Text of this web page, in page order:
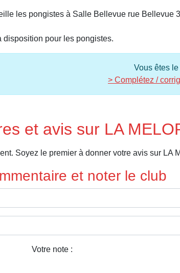
les pongistes à Salle Bellevue rue Bellevue
disposition pour les pongistes.
Vous êtes
> Complétez /
et avis sur LA
Soyez le premier à donner votre avis sur LA
et noter le club
Votre note :